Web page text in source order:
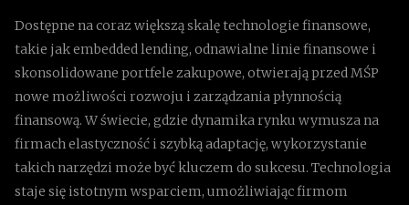
Dostępne na coraz większą skalę technologie finansowe,
takie jak embedded lending, odnawialne linie finansowe i
skonsolidowane portfele zakupowe, otwierają przed MŚP
nowe możliwości rozwoju i zarządzania płynnością
finansową. W świecie, gdzie dynamika rynku wymusza na
firmach elastyczność i szybką adaptację, wykorzystanie
takich narzędzi może być kluczem do sukcesu. Technologia
staje się istotnym wsparciem, umożliwiając firmom